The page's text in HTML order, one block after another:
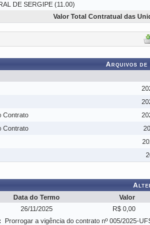
DE SERGIPE (11.00)
Valor Total Contratual das
Arquivos
Contrato
Contrato
Data do Termo
Valor
26/11/2025
R$ 0,00
Prorrogar a vigência do contrato nº 005/2025-